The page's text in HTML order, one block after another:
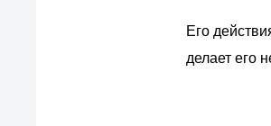
Его
делает его